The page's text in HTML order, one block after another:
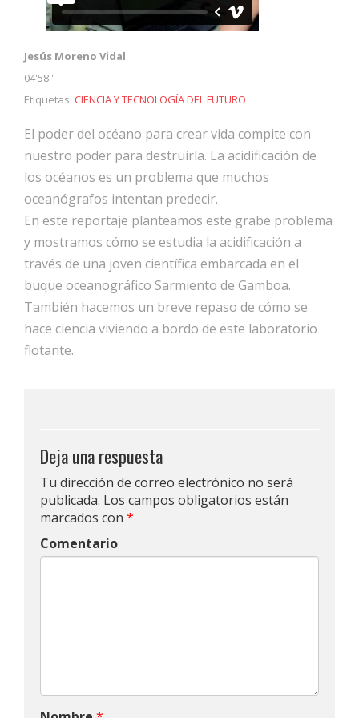
Jesús Moreno Vidal
04'58''
Etiquetas: CIENCIA Y TECNOLOGÍA DEL FUTURO
El poder del océano para crear vida compite con
nuestro poder para destruirla. La acidificación de
los océanos es un problema que muchos
oceanógrafos intentan predecir.
En este reportaje planteamos este grabe problema
y mostramos cómo se estudia la acidificación a
través de una joven científica embarcada en el
buque oceanográfico Sarmiento de Gamboa.
También hacemos un breve repaso de cómo se
hace ciencia viviendo a bordo de este laboratorio
flotante.
Deja una respuesta
Tu dirección de correo electrónico no será
publicada. Los campos obligatorios están
marcados con *
Comentario